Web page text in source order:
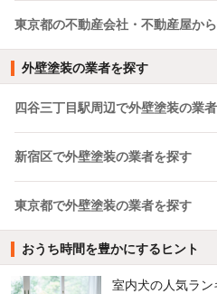
東京都の不動産会社・不動産屋か
外壁塗装の業者を探す
四谷三丁目駅周辺で外壁塗装の業
新宿区で外壁塗装の業者を探す
東京都で外壁塗装の業者を探す
おうち時間を豊かにするヒント
室内犬の人気ラン